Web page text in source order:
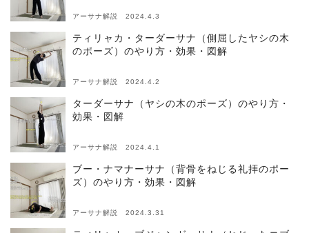
アーサナ解説 2024.4.3
ティリャカ・ターダーサナ（側屈したヤシの木
のポーズ）のやり方・効果・図解
アーサナ解説 2024.4.2
ターダーサナ（ヤシの木のポーズ）のやり方・
効果・図解
アーサナ解説 2024.4.1
ブー・ナマナーサナ（背骨をねじる礼拝のポー
ズ）のやり方・効果・図解
アーサナ解説 2024.3.31